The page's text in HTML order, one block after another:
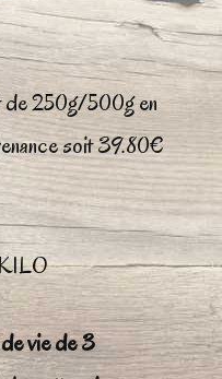
de 250g/500g en
soit 39.80€
vie de 3